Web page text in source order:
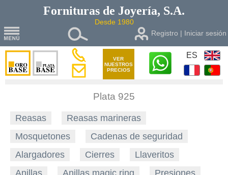
Fornituras de Joyería, S.A.
Desde 1980
Registro | Iniciar sesión
VER
NUESTROS
PRECIOS
ES
Plata 925
Reasas
Reasas marineras
Mosquetones
Cadenas de seguridad
Alargadores
Cierres
Llaveritos